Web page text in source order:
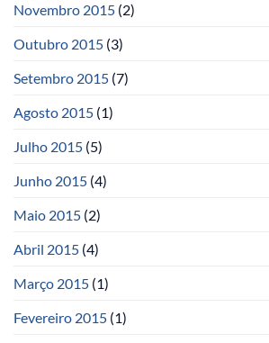
Novembro 2015 (2)
Outubro 2015 (3)
Setembro 2015 (7)
Agosto 2015 (1)
Julho 2015 (5)
Junho 2015 (4)
Maio 2015 (2)
Abril 2015 (4)
Março 2015 (1)
Fevereiro 2015 (1)